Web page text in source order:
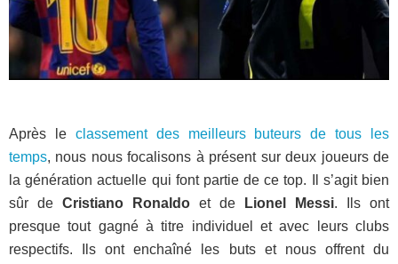
Après le classement des meilleurs buteurs de tous les
temps, nous nous focalisons à présent sur deux joueurs de
la génération actuelle qui font partie de ce top. Il s’agit bien
sûr de Cristiano Ronaldo et de Lionel Messi. Ils ont
presque tout gagné à titre individuel et avec leurs clubs
respectifs. Ils ont enchaîné les buts et nous offrent du